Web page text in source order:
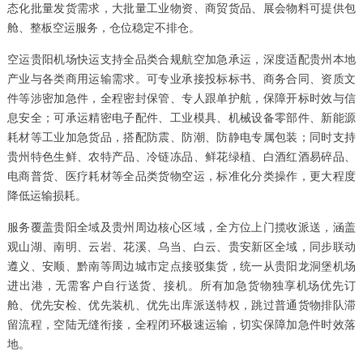
态化批量发货需求，大批量工业物资、商贸货品、展会物料可提供包
舱、整板空运服务，仓位稳定不排仓。
空运贵阳机场快运支持全品类合规航空加急承运，深度适配贵州本地
产业与各类商用运输需求。可专业承接投标标书、商务合同、资质文
件等涉密加急件，全程密封保管、专人跟单护航，保障开标时效与信
息安全；可承运精密电子配件、工业模具、机械设备零部件、新能源
耗材等工业加急货品，搭配防震、防潮、防静电专属包装；同时支持
贵州特色生鲜、农特产品、冷链冻品、鲜花绿植、白酒红酒易碎品、
电商普货、医疗耗材等全品类货物空运，标准化分类操作，更大程度
降低运输损耗。
服务覆盖贵阳全域及贵州周边核心区域，全方位上门揽收派送，涵盖
观山湖、南明、云岩、花溪、乌当、白云、贵安新区全域，同步联动
遵义、安顺、黔南等周边城市定点接驳集货，统一从贵阳龙洞堡机场
进出港，无需客户自行送货、接机。所有加急货物独享机场优先订
舱、优先安检、优先装机、优先出库派送特权，跳过普通货物排队滞
留流程，空陆无缝衔接，全程闭环极速运输，切实保障加急件时效落
地。